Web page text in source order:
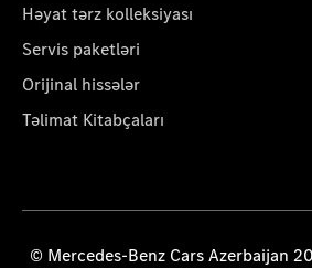
Həyat tərz kolleksiyası
Servis paketləri
Orijinal hissələr
Təlimat Kitabçaları
© Mercedes-Benz Cars Azerbaijan